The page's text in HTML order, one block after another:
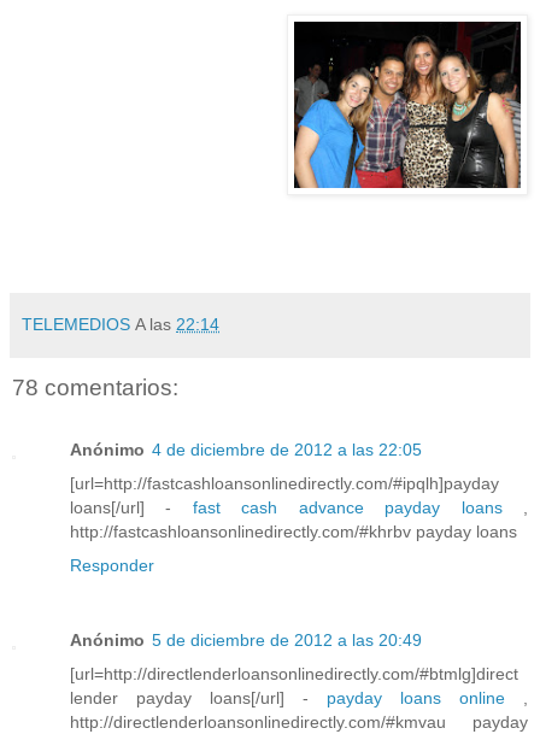
TELEMEDIOS A las 22:14
78 comentarios:
Anónimo 4 de diciembre de 2012 a las 22:05
[url=http://fastcashloansonlinedirectly.com/#ipqlh]payday
loans[/url] - fast cash advance payday loans,
http://fastcashloansonlinedirectly.com/#khrbv payday loans
Responder
Anónimo 5 de diciembre de 2012 a las 20:49
[url=http://directlenderloansonlinedirectly.com/#btmlg]direct
lender payday loans[/url] - payday loans online
http://directlenderloansonlinedirectly.com/#kmvau payday